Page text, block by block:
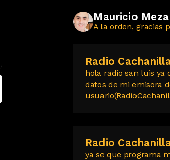
Mauricio
A la orden, gracias
Radio
hola radio san luis ya
datos de mi emisora
Radio
ya se que programa